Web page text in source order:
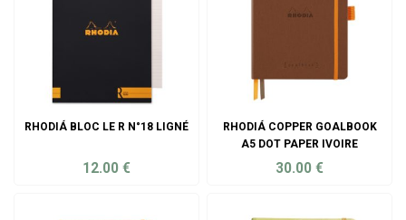
RHODIÁ BLOC LE R N°18 LIGNÉ
12.00 €
RHODIÁ COPPER GOALBOOK
A5 DOT PAPER IVOIRE
30.00€